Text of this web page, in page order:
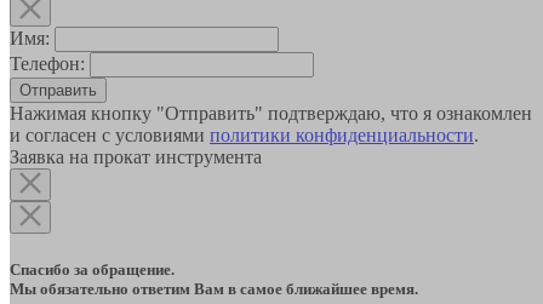
Имя:
Телефон:
Отправить
Нажимая кнопку "Отправить" подтверждаю, что я ознакомлен
и согласен с условиями политики конфиденциальности.
Заявка на прокат инструмента
Спасибо за обращение.
Мы обязательно ответим Вам в самое ближайшее время.